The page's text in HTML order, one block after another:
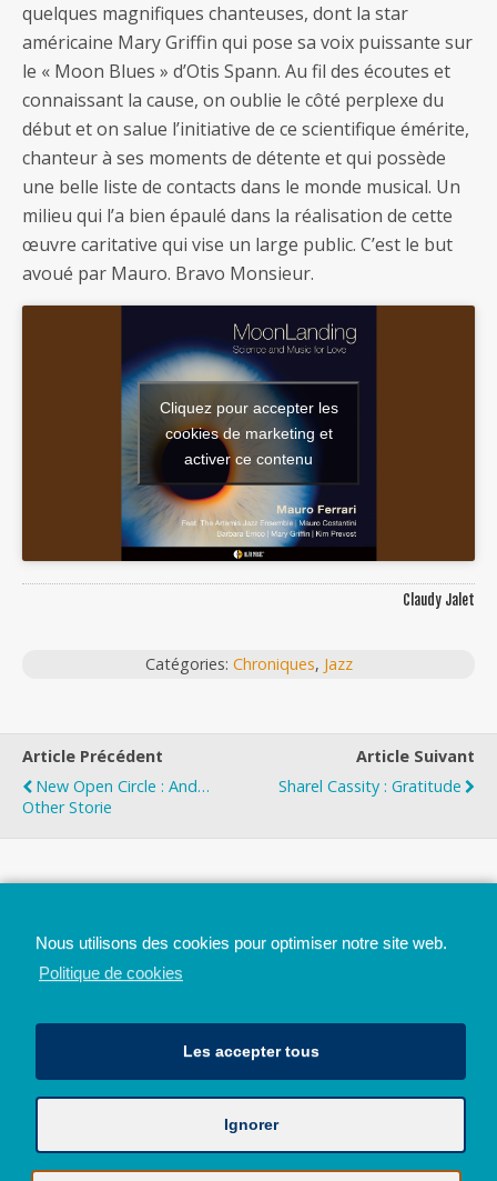
quelques magnifiques chanteuses, dont la star
américaine Mary Griffin qui pose sa voix puissante sur
le « Moon Blues » d’Otis Spann. Au fil des écoutes et
connaissant la cause, on oublie le côté perplexe du
début et on salue l’initiative de ce scientifique émérite,
chanteur à ses moments de détente et qui possède
une belle liste de contacts dans le monde musical. Un
milieu qui l’a bien épaulé dans la réalisation de cette
œuvre caritative qui vise un large public. C’est le but
avoué par Mauro. Bravo Monsieur.
Cliquez pour accepter les
cookies de marketing et
activer ce contenu
Claudy Jalet
Catégories: Chroniques, Jazz
Article Précédent
New Open Circle : And…
Other Storie
Article Suivant
Sharel Cassity : Gratitude
Avec le soutien de la Province de Liège
© 2026 - Tous droits réservés - JazzMania
Nous utilisons des cookies pour optimiser notre site web.
Politique de cookies
Les accepter tous
Ignorer